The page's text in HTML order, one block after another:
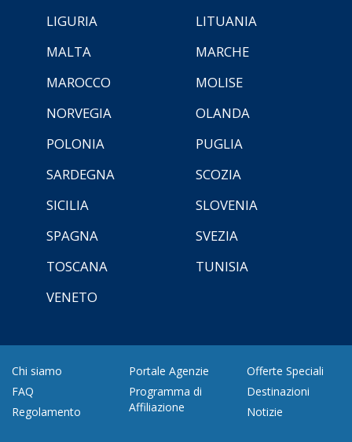
LIGURIA
LITUANIA
MALTA
MARCHE
MAROCCO
MOLISE
NORVEGIA
OLANDA
POLONIA
PUGLIA
SARDEGNA
SCOZIA
SICILIA
SLOVENIA
SPAGNA
SVEZIA
TOSCANA
TUNISIA
VENETO
Chi siamo
FAQ
Regolamento
Portale Agenzie
Programma di
Affiliazione
Offerte Speciali
Destinazioni
Notizie